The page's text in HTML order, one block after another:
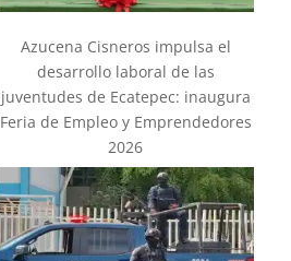
Azucena Cisneros impulsa el
desarrollo laboral de las
juventudes de Ecatepec: inaugura
Feria de Empleo y Emprendedores
2026